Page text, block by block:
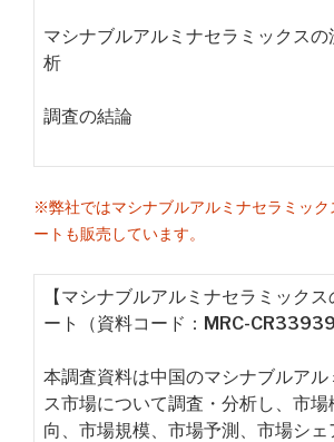
マシナブルアルミナセラミックス
析
調査の結論
※弊社ではマシナブルアルミナセラミック
ートも販売しています。
【マシナブルアルミナセラミック
ート（資料コード：MRC-
本調査資料は中国のマシナブルアル
ス市場について調査・分析し、市場
向、市場規模、市場予測、市場シ